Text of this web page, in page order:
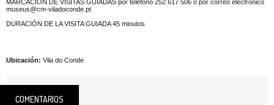
MARCACIÓN DE VISITAS GUIADAS por teléfono 252 617 506 o por correo electrónico
museus@cm-viladoconde.pt
DURACIÓN DE LA VISITA GUIADA 45 minutos
Ubicación: Vila do Conde
COMENTARIOS